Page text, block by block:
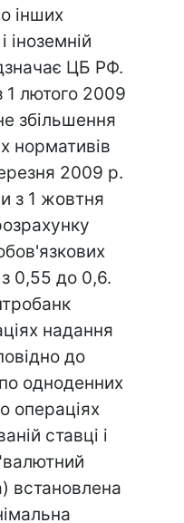
інших
іноземній
ЦБ РФ.
лютого 2009
збільшення
нормативів
2009 р.
з 1 жовтня
0,55 до 0,6.
надання
до
одноденних
операціях
ставці і
встановлена